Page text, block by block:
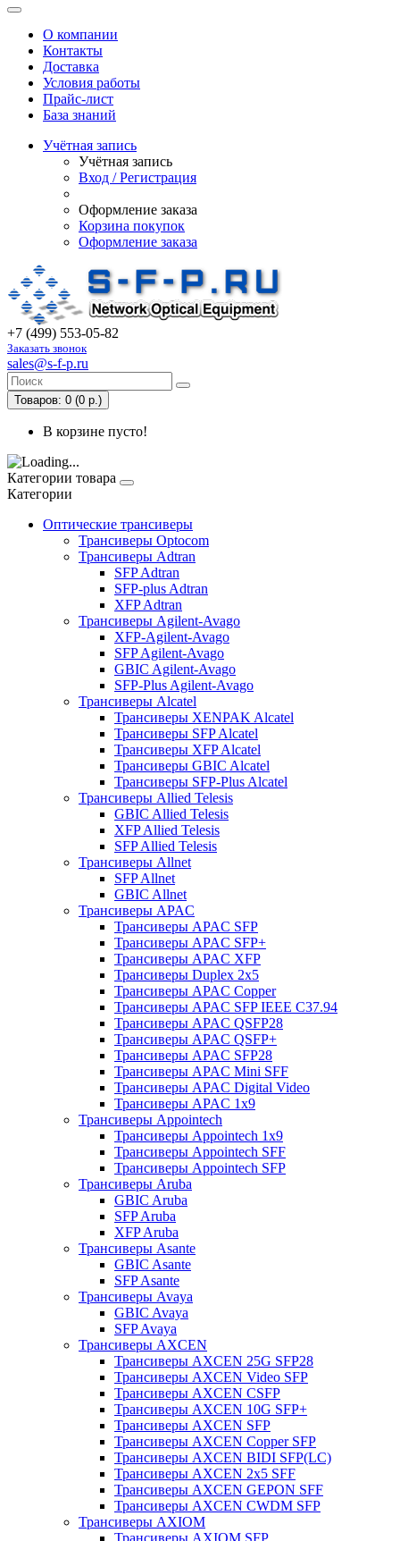
О компании
Контакты
Доставка
Условия работы
Прайс-лист
База знаний
Учётная запись
Учётная запись
Вход / Регистрация
Оформление заказа
Корзина покупок
Оформление заказа
+7 (499) 553-05-82
Заказать звонок
sales@s-f-p.ru
Товаров: 0 (0 р.)
В корзине пусто!
Категории товара
Категории
Оптические трансиверы
Трансиверы Optocom
Трансиверы Adtran
SFP Adtran
SFP-plus Adtran
XFP Adtran
Трансиверы Agilent-Avago
XFP-Agilent-Avago
SFP Agilent-Avago
GBIC Agilent-Avago
SFP-Plus Agilent-Avago
Трансиверы Alcatel
Трансиверы XENPAK Alcatel
Трансиверы SFP Alcatel
Трансиверы XFP Alcatel
Трансиверы GBIC Alcatel
Трансиверы SFP-Plus Alcatel
Трансиверы Allied Telesis
GBIC Allied Telesis
XFP Allied Telesis
SFP Allied Telesis
Трансиверы Allnet
SFP Allnet
GBIC Allnet
Трансиверы APAC
Трансиверы APAC SFP
Трансиверы APAC SFP+
Трансиверы APAC XFP
Трансиверы Duplex 2x5
Трансиверы APAC Copper
Трансиверы APAC SFP IEEE C37.94
Трансиверы APAC QSFP28
Трансиверы APAC QSFP+
Трансиверы APAC SFP28
Трансиверы APAC Mini SFF
Трансиверы APAC Digital Video
Трансиверы APAC 1x9
Трансиверы Appointech
Трансиверы Appointech 1x9
Трансиверы Appointech SFF
Трансиверы Appointech SFP
Трансиверы Aruba
GBIC Aruba
SFP Aruba
XFP Aruba
Трансиверы Asante
GBIC Asante
SFP Asante
Трансиверы Avaya
GBIC Avaya
SFP Avaya
Трансиверы AXCEN
Трансиверы AXCEN 25G SFP28
Трансиверы AXCEN Video SFP
Трансиверы AXCEN CSFP
Трансиверы AXCEN 10G SFP+
Трансиверы AXCEN SFP
Трансиверы AXCEN Copper SFP
Трансиверы AXCEN BIDI SFP(LC)
Трансиверы AXCEN 2x5 SFF
Трансиверы AXCEN GEPON SFF
Трансиверы AXCEN CWDM SFP
Трансиверы AXIOM
Трансиверы AXIOM SFP